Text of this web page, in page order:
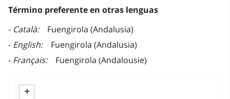
Término preferente en otras lenguas
Català
Fuengirola (Andalusia)
English
Fuengirola (Andalusia)
Français
Fuengirola (Andalousie)
+